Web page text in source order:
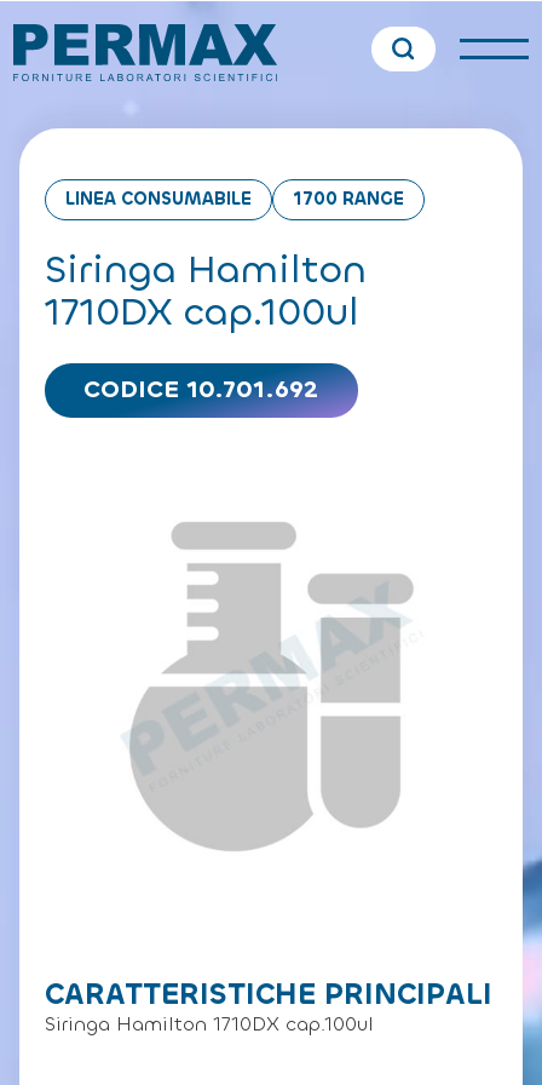
LINEA CONSUMABILE 1700 RANGE
Siringa Hamilton
1710DX cap.100ul
CODICE 10.701.692
CARATTERISTICHE PRINCIPALI
Siringa Hamilton 1710DX cap.100ul